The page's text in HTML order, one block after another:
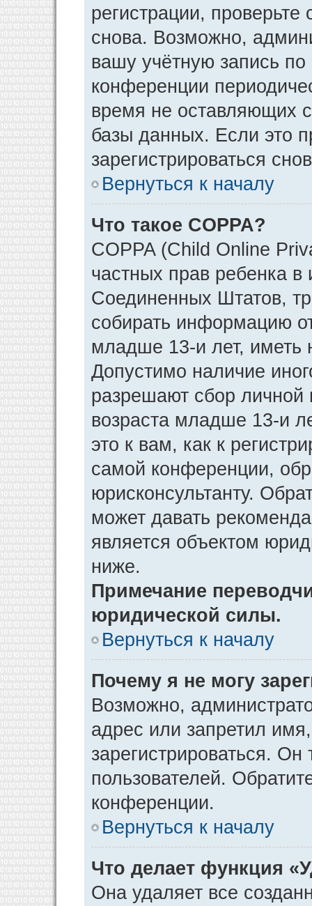
регистрации,
снова. Возможно,
вашу учётную запись
конференции
время не оставляющих
базы данных. Если это
зарегистрироваться
Вернуться к началу
Что такое COPPA?
COPPA (Child Online
частных прав ребенка в
Соединенных Штатов,
собирать информацию
младше 13-и лет, иметь
Допустимо наличие
разрешают сбор
возраста младше 13-и
это к вам, как к
самой конференции,
юрисконсультанту.
может давать
является объектом
ниже.
Примечание
юридической силы.
Вернуться к началу
Почему я не могу
Возможно,
адрес или запретил
зарегистрироваться.
пользователей.
конференции.
Вернуться к началу
Что делает функция
Она удаляет все